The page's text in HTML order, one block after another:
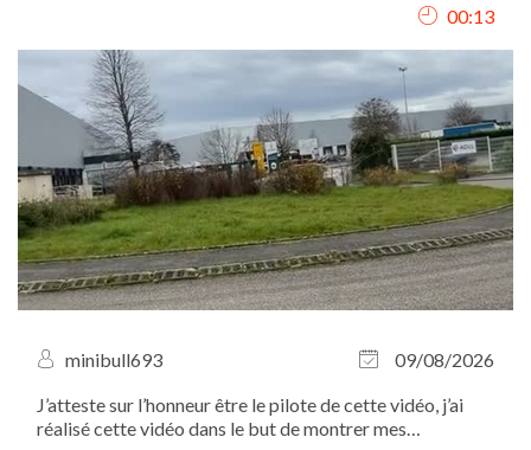
00:13
minibull693
09/08/2026
J’atteste sur l’honneur être le pilote de cette vidéo, j’ai
réalisé cette vidéo dans le but de montrer mes